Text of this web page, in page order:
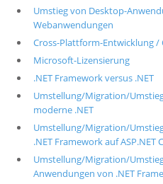
Umstieg von Desktop-
Webanwendungen
Cross-Plattform-Entwicklung /
Microsoft-Lizensierung
.NET Framework versus .NET
Umstellung/Migration/
moderne .NET
Umstellung/Migration/
.NET Framework auf ASP.NET
Umstellung/Migration/
Anwendungen von .NET